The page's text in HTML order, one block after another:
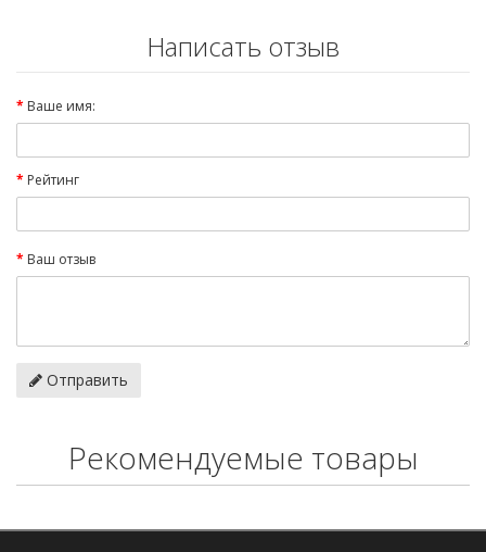
Написать отзыв
Ваше имя:
Рейтинг
Ваш отзыв
Отправить
Рекомендуемые товары